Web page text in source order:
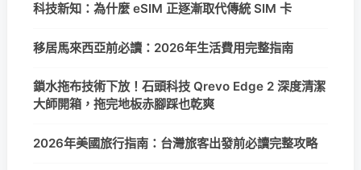
科技新知：為什麼 eSIM 正逐漸取代傳統 SIM 卡
移居馬來西亞前必讀：2026年生活費用完整指南
鎖水拖布技術下放！石頭科技 Qrevo Edge 2 深度清潔
大師開箱，拖完地板赤腳踩也乾爽
2026年美國旅行指南：台灣旅客出發前必讀完整攻略